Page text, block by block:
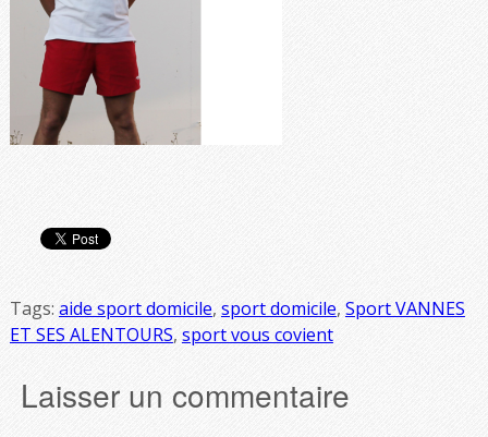
Tags: aide sport domicile, sport domicile, Sport VANNES
ET SES ALENTOURS, sport vous covient
Laisser un commentaire